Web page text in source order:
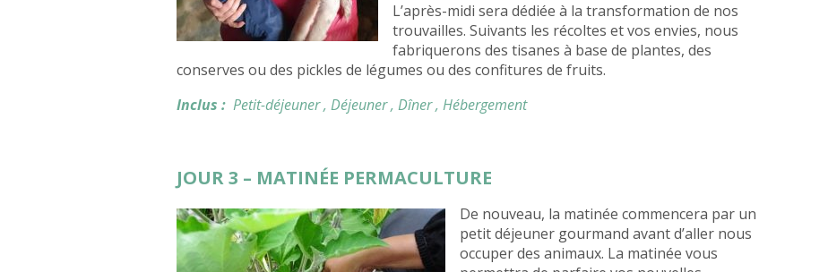
L’après-midi sera dédiée à la transformation de nos
trouvailles. Suivants les récoltes et vos envies, nous
fabriquerons des tisanes à base de plantes, des
conserves ou des pickles de légumes ou des confitures de fruits.
Inclus : Petit-déjeuner, Déjeuner, Dîner, Hébergement
JOUR 3 – MATINÉE PERMACULTURE
De nouveau, la matinée commencera par un
petit déjeuner gourmand avant d’aller nous
occuper des animaux. La matinée vous